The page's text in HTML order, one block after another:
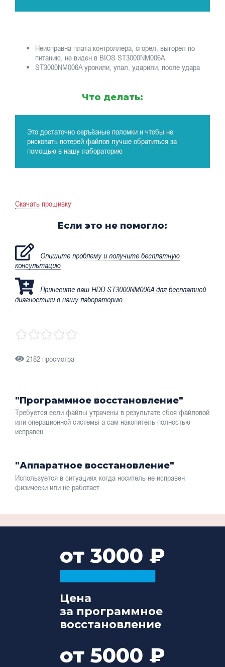
Неисправна плата контроллера, сгорел, выгорел по
питанию, не виден в BIOS ST3000NM006A
ST3000NM006A уронили, упал, ударили, после удара
Что делать:
Это достаточно серъёзные поломки и чтобы не
рисковать потерей файлов лучше обратиться за
помощью в нашу лабораторию
Скачать прошивку
Если это не помогло:
Опишите проблему и получите бесплатную
консультацию
Принесите ваш HDD ST3000NM006A для бесплатной
диагностики в нашу лабораторию
2182 просмотра
"Программное восстановление"
Требуется если файлы утрачены в результате сбоя файловой
или операционной системы а сам накопитель полностью
исправен.
"Аппаратное восстановление"
Используется в ситуациях когда носитель не исправен
физически или не работает.
от 3000
Цена
за программное
восстановление
от 5000